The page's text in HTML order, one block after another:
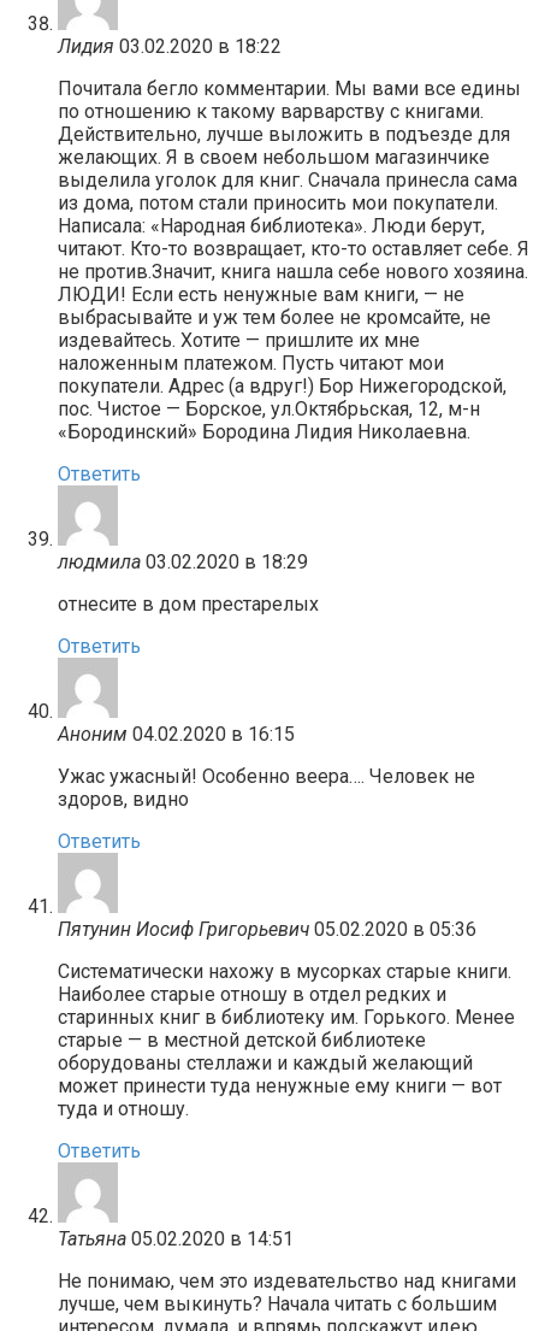
Лидия 03.02.2020 в 18:22
Почитала бегло комментарии. Мы вами все едины
по отношению к такому варварству с книгами.
Действительно, лучше выложить в подъезде для
желающих. Я в своем небольшом магазинчике
выделила уголок для книг. Сначала принесла сама
из дома, потом стали приносить мои покупатели.
Написала: «Народная библиотека». Люди берут,
читают. Кто-то возвращает, кто-то оставляет себе. Я
не против.Значит, книга нашла себе нового хозяина.
ЛЮДИ! Если есть ненужные вам книги, — не
выбрасывайте и уж тем более не кромсайте, не
издевайтесь. Хотите — пришлите их мне
наложенным платежом. Пусть читают мои
покупатели. Адрес (а вдруг!) Бор Нижегородской,
пос. Чистое — Борское, ул.Октябрьская, 12, м-н
«Бородинский» Бородина Лидия Николаевна.
Ответить
людмила 03.02.2020 в 18:29
отнесите в дом престарелых
Ответить
Аноним 04.02.2020 в 16:15
Ужас ужасный! Особенно веера…. Человек не
здоров, видно
Ответить
Пятунин Иосиф Григорьевич 05.02.2020 в 05:36
Систематически нахожу в мусорках старые книги.
Наиболее старые отношу в отдел редких и
старинных книг в библиотеку им. Горького. Менее
старые — в местной детской библиотеке
оборудованы стеллажи и каждый желающий
может принести туда ненужные ему книги — вот
туда и отношу.
Ответить
Татьяна 05.02.2020 в 14:51
Не понимаю, чем это издевательство над книгами
лучше, чем выкинуть? Начала читать с большим
интересом, думала, и впрямь подскажут идею